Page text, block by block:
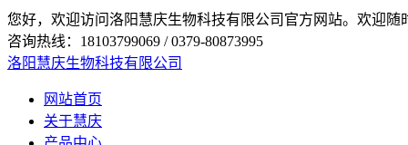
您好，欢迎访问洛阳慧庆生物科技有限公司官方网站。欢迎随
咨询热线：18103799069 / 0379-80873995
洛阳慧庆生物科技有限公司
网站首页
关于慧庆